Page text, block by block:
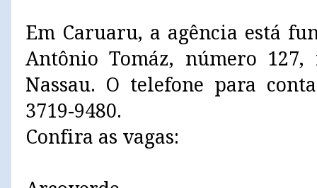
Em Caruaru, a agência está
Antônio Tomáz, número
Nassau. O telefone para
3719-9480.
Confira as vagas: